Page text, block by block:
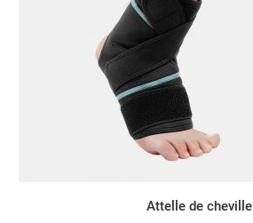
Attelle de cheville